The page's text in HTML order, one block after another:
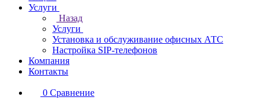
Услуги
Назад
Услуги
Установка и обслуживание офисных АТС
Настройка SIP-телефонов
Компания
Контакты
0 Сравнение